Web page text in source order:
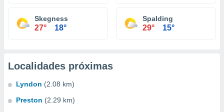
Skegness
27° 18°
Spalding
29° 15°
Localidades próximas
Lyndon (2.08 km)
Preston (2.29 km)